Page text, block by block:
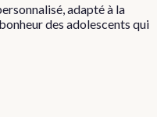
adapté à la
des adolescents qui